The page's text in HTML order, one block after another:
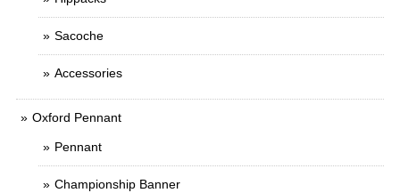
Sacoche
Accessories
Oxford Pennant
Pennant
Championship Banner